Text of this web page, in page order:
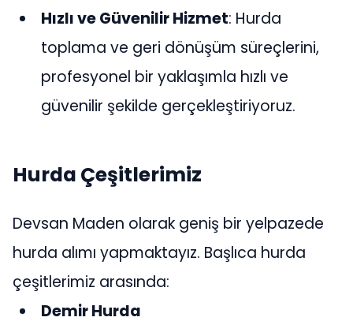
Hızlı ve Güvenilir Hizmet: Hurda
toplama ve geri dönüşüm süreçlerini,
profesyonel bir yaklaşımla hızlı ve
güvenilir şekilde gerçekleştiriyoruz.
Hurda Çeşitlerimiz
Devsan Maden olarak geniş bir yelpazede
hurda alımı yapmaktayız. Başlıca hurda
çeşitlerimiz arasında:
Demir Hurda